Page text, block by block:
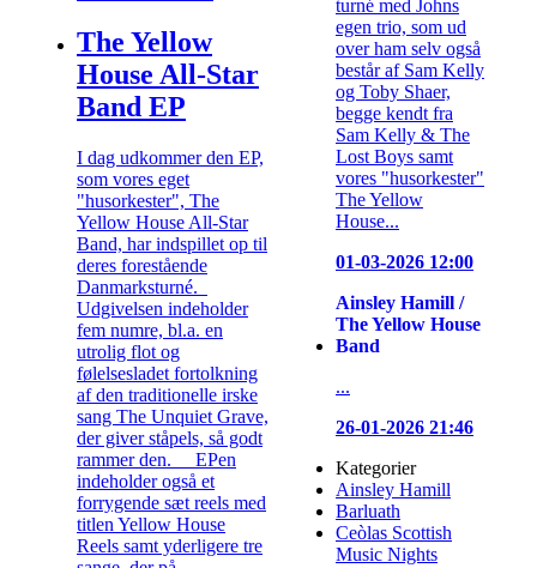
The Yellow
House All-Star
Band EP
I dag udkommer den EP,
som vores eget
"husorkester", The
Yellow House All-Star
Band, har indspillet op til
deres forestående
Danmarksturné.
Udgivelsen indeholder
fem numre, bl.a. en
utrolig flot og
følelsesladet fortolkning
af den traditionelle irske
sang The Unquiet Grave,
der giver ståpels, så godt
rammer den. EPen
indeholder også et
forrygende sæt reels med
titlen Yellow House
Reels samt yderligere tre
turné med Johns
egen trio, som ud
over ham selv også
består af Sam Kelly
og Toby Shaer,
begge kendt fra
Sam Kelly & The
Lost Boys samt
vores "husorkester"
The Yellow
House...
01-03-2026 12:00
Ainsley Hamill /
The Yellow House
Band
...
26-01-2026 21:46
Kategorier
Ainsley Hamill
Barluath
Ceòlas Scottish
Music Nights